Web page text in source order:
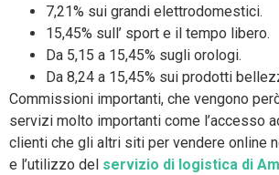
7,21% sui grandi elettrodomestici.
15,45% sull’ sport e il tempo libero.
Da 5,15 a 15,45% sugli orologi.
Da 8,24 a 15,45% sui prodotti
Commissioni importanti, che vengono
servizi molto importanti come l’accesso
clienti che gli altri siti per vendere online
e l’utilizzo del servizio di logistica di